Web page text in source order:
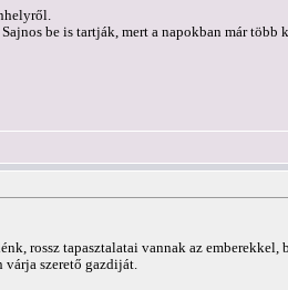
be is tartják, mert a napokban már több
rossz tapasztalatai vannak az
szerető gazdiját.